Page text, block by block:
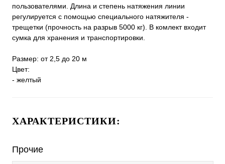
пользователями. Длина и степень натяжения линии
регулируется с помощью специального натяжителя -
трещетки (прочность на разрыв 5000 кг). В комлект входит
сумка для хранения и транспортировки.
Размер: от 2,5 до 20 м
Цвет:
- желтый
ХАРАКТЕРИСТИКИ:
Прочие